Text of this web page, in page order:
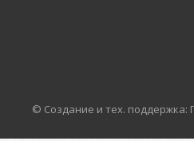
© Создание и тех. поддержка: